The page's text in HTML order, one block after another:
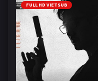
FULL HD VIETSUB